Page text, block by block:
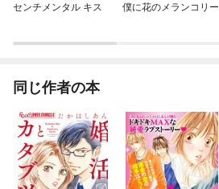
センチメンタル キス 僕に花のメランコリー
同じ作者の本